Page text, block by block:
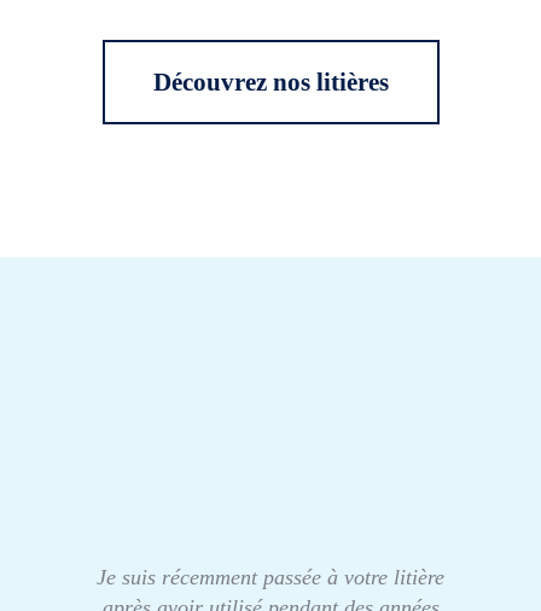
Découvrez nos litières
Je suis récemment passée à votre litière